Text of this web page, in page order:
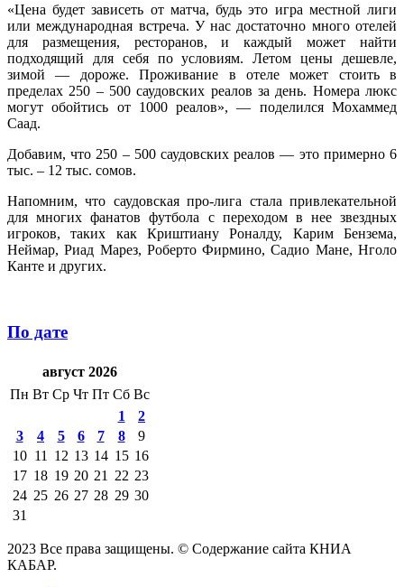
«Цена будет зависеть от матча, будь это игра местной лиги
или международная встреча. У нас достаточно много отелей
для размещения, ресторанов, и каждый может найти
подходящий для себя по условиям. Летом цены дешевле,
зимой — дороже. Проживание в отеле может стоить в
пределах 250 – 500 саудовских реалов за день. Номера люкс
могут обойтись от 1000 реалов», — поделился Мохаммед
Саад.
Добавим, что 250 – 500 саудовских реалов — это примерно 6
тыс. – 12 тыс. сомов.
Напомним, что саудовская про-лига стала привлекательной
для многих фанатов футбола с переходом в нее звездных
игроков, таких как Криштиану Роналду, Карим Бензема,
Неймар, Риад Марез, Роберто Фирмино, Садио Мане, Нголо
Канте и других.
По дате
август 2026
Пн Вт Ср Чт Пт Сб Вс
1
2
3
4 5 6 7 8
9
10 11 12 13 14 15 16
17 18 19 20 21 22 23
24 25 26 27 28 29 30
31
2023 Все права защищены. © Содержание сайта КНИА
КАБАР.